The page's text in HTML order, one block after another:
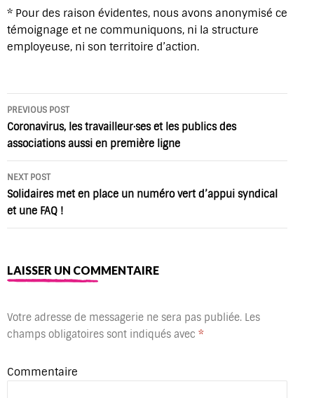
* Pour des raison évidentes, nous avons anonymisé ce
témoignage et ne communiquons, ni la structure
employeuse, ni son territoire d’action.
Post
navigation
PREVIOUS POST
Coronavirus, les travailleur·ses et les publics des
associations aussi en première ligne
NEXT POST
Solidaires met en place un numéro vert d’appui syndical
et une FAQ !
LAISSER UN COMMENTAIRE
Votre adresse de messagerie ne sera pas publiée. Les
champs obligatoires sont indiqués avec *
Commentaire